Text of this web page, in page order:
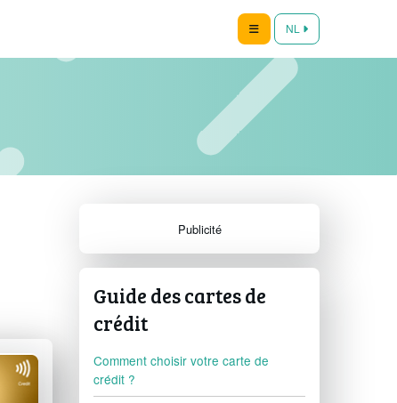
NL
Publicité
Guide des cartes de
crédit
Comment choisir votre carte de
crédit ?